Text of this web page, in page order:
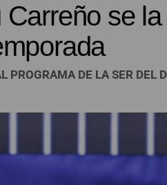
Carreño se
PROGRAMA DE LA SER DEL